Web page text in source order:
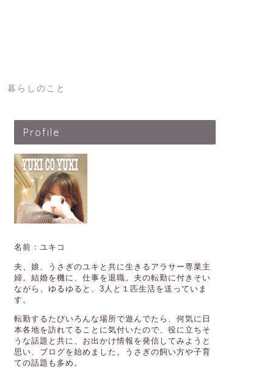
暮らしのこと
Profile
名前：ユキコ
夫、娘、うさぎのユキと共に生きるアラサー専業主
婦。結婚を機に、仕事を退職。夫の転勤に付きそい
ながら、ゆるゆると、3人と１匹生活を送っていま
す。
転勤するたびいろんな場所で遊んでたら、何気に日
本各地を訪れてることに気付いたので、役に立ちそ
うな話題と共に、お出かけ情報を発信してみようと
思い、ブログを始めました。うさぎの飼い方や子育
ての話題も多め。